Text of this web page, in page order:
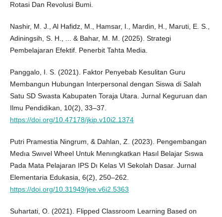
Rotasi Dan Revolusi Bumi.
Nashir, M. J., Al Hafidz, M., Hamsar, I., Mardin, H., Maruti, E. S.,
Adiningsih, S. H., ... & Bahar, M. M. (2025). Strategi
Pembelajaran Efektif. Penerbit Tahta Media.
Panggalo, I. S. (2021). Faktor Penyebab Kesulitan Guru
Membangun Hubungan Interpersonal dengan Siswa di Salah
Satu SD Swasta Kabupaten Toraja Utara. Jurnal Keguruan dan
Ilmu Pendidikan, 10(2), 33–37.
https://doi.org/10.47178/jkip.v10i2.1374
Putri Pramestia Ningrum, & Dahlan, Z. (2023). Pengembangan
Medıa Swıvel Wheel Untuk Menıngkatkan Hasıl Belajar Sıswa
Pada Mata Pelajaran IPS Dı Kelas VI Sekolah Dasar. Jurnal
Elementaria Edukasia, 6(2), 250–262.
https://doi.org/10.31949/jee.v6i2.5363
Suhartati, O. (2021). Flipped Classroom Learning Based on